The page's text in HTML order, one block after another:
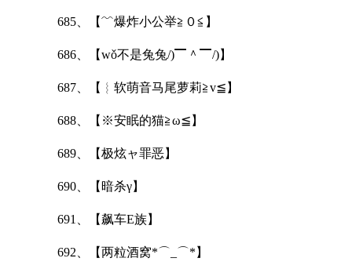
685、【﹌爆炸小公举≧０≦】
686、【wǒ不是兔兔/)▔＾▔/)】
687、【︴软萌音马尾萝莉≧v≦】
688、【※安眠的猫≧ω≦】
689、【极炫ャ罪恶】
690、【暗杀γ】
691、【飙车E族】
692、【两粒酒窝*⌒_⌒*】